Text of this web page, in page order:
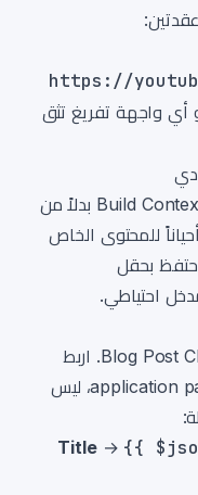
https://
أي واجهة تفريغ تثق
ثم وصل مخرجات عقدة Code إلى Build Context بدلاً من
للمحتوى الخاص
بحقل
بعد Blog Post Chain. اربط
بيانات WordPress (تحتاج application password، ليس
Title→ {{